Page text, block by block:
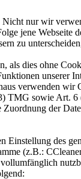
nur wir
jene Webseite
zu
dies ohne
unserer
verwenden
sowie Art.
der
Einstellung des
(z.B.: